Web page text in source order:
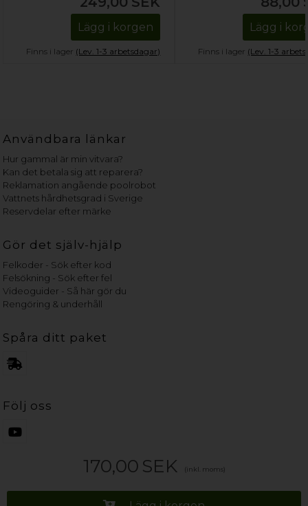
170,00 SEK (inkl. moms)
Lägg i korgen
Finns i lager (Lev. 1-3 arbetsdagar)
Lägg i
Finns i lager (Lev. 1-3
Användbara länkar
Hur gammal är min vitvara?
Kan det betala sig att reparera?
Reklamation angående poolrobot
Vattnets hårdhetsgrad i Sverige
Reservdelar efter märke
Gör det själv-hjälp
Felkoder - Sök efter kod
Felsökning - Sök efter fel
Videoguider - Så här gör du
Rengöring & underhåll
Spåra ditt paket
Följ oss